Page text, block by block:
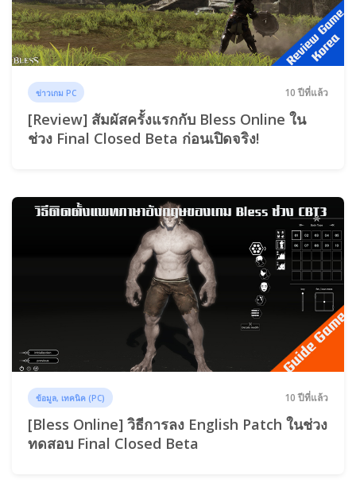
ข่าวเกม PC 10 ปีที่แล้ว
[Review] สัมผัสครั้งแรกกับ Bless Online ใน
ช่วง Final Closed Beta ก่อนเปิดจริง!
ข้อมูล, เทคนิค (PC) 10 ปีที่แล้ว
[Bless Online] วิธีการลง English Patch ในช่วง
ทดสอบ Final Closed Beta